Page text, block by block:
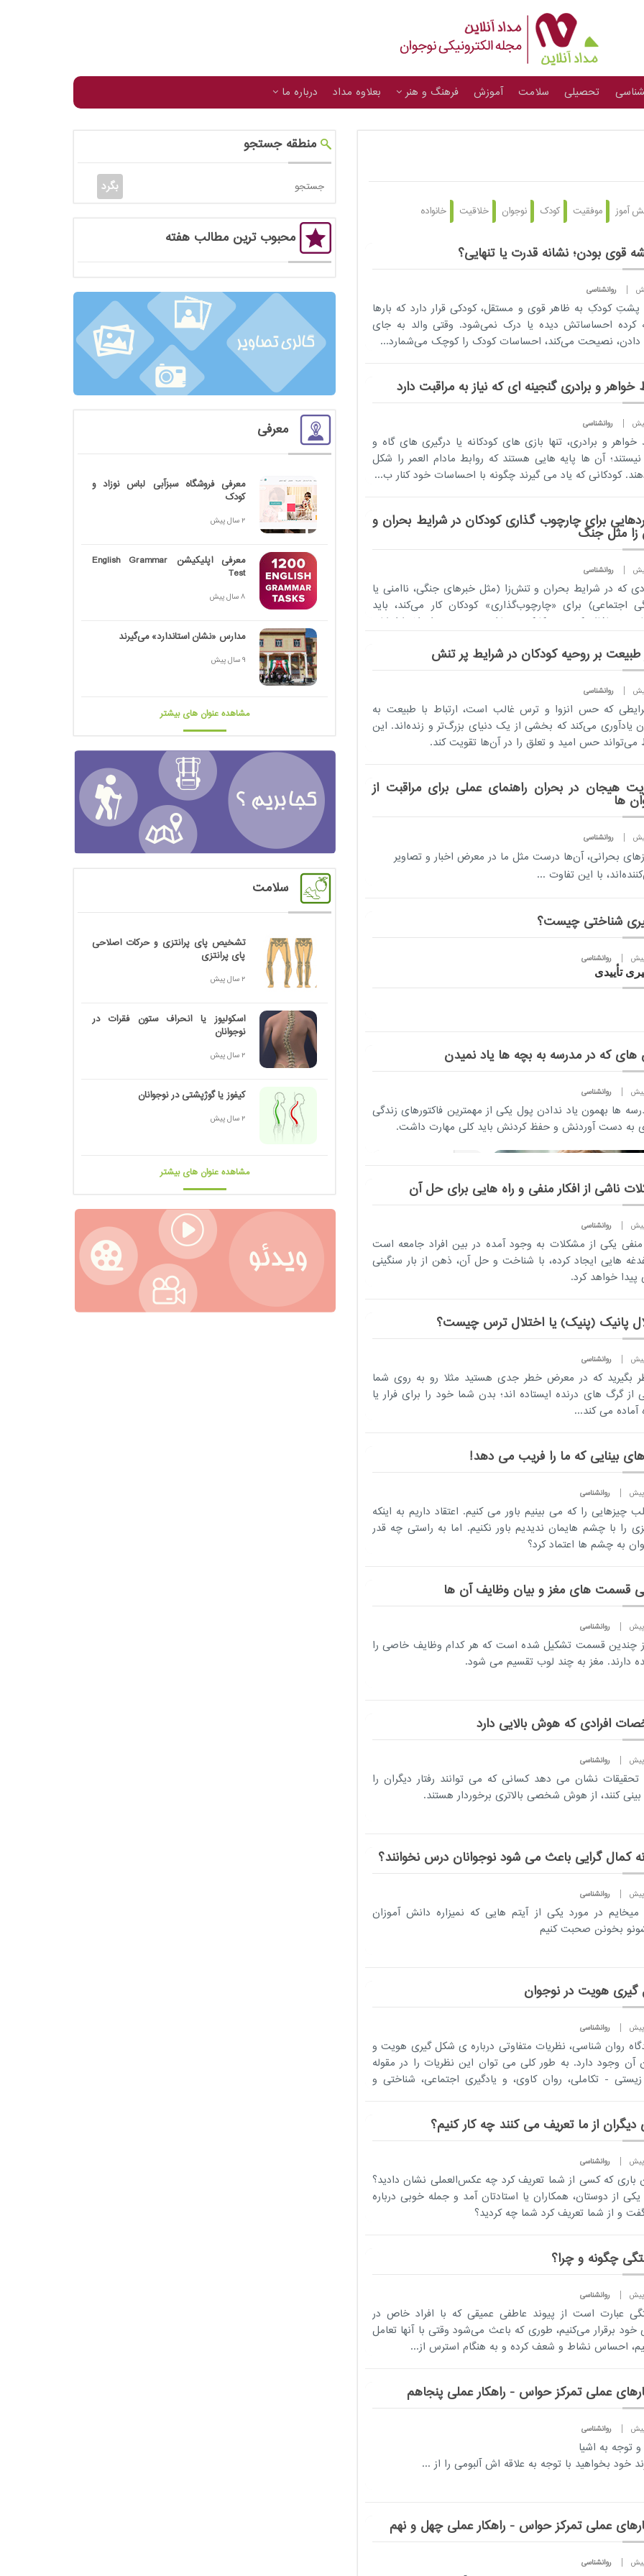
تحصیلی سلامت آموزش فرهنگ و هنر بعلاوه مداد درباره ما
آموز موفقیت کودک نوجوان خلاقیت خانواده
قوی بودن؛ نشانه قدرت یا تنهایی؟
روانشناسی
کودکِ به ظاهر قوی و مستقل، کودکی قرار دارد که بارها
کرده احساساتش دیده یا درک نمی‌شود. وقتی والد به جای
نصیحت می‌کند، احساسات کودک را کوچک می‌شمارد...
خواهر و برادری گنجینه ای که نیاز به مراقبت دارد
روانشناسی
خواهر و برادری، تنها بازی های کودکانه یا درگیری های گاه و
نیستند؛ آن ها پایه هایی هستند که روابط مادام العمر را شکل
کودکانی که یاد می گیرند چگونه با احساسات خود کنار ب...
برای چارچوب گذاری کودکان در شرایط بحران و
مثل جنگ
روانشناسی
که در شرایط بحران و تنش‌زا (مثل خبرهای جنگی، ناامنی یا
اجتماعی) برای «چارچوب‌گذاری» کودکان کار می‌کند، باید
*محافظت‌کننده و کارکردی باشد؛ یعنی هم از اضطرابشان
طبیعت بر روحیه کودکان در شرایط پر تنش
روانشناسی
که حس انزوا و ترس غالب است، ارتباط با طبیعت به
یادآوری می‌کند که بخشی از یک دنیای بزرگ‌تر و زنده‌اند. این
می‌تواند حس امید و تعلق را در آن‌ها تقویت کند.
هیجان در بحران راهنمای عملی برای مراقبت از
ها
روانشناسی
بحرانی، آن‌ها درست مثل ما در معرض اخبار و تصاویر
با این تفاوت ...
شناختی چیست؟
روانشناسی
تأییدی
که در مدرسه به بچه ها یاد نمیدن
روانشناسی
ها بهمون یاد ندادن پول یکی از مهمترین فاکتورهای زندگی
به دست آوردنش و حفظ کردنش باید کلی مهارت داشت.
واقعی محروم
نکنید
روانشناسی
حوادث ناگهانی
خود می کند و
تاثیرات منفی
می‌گذارد. در
مدت اخیر با
ناشی از افکار منفی و راه هایی برای حل آن
روانشناسی
منفی یکی از مشکلات به وجود آمده در بین افراد جامعه است
هایی ایجاد کرده، با شناخت و حل آن، ذهن از بار سنگینی
پیدا خواهد کرد.
پانیک (پنیک) یا اختلال ترس چیست؟
روانشناسی
بگیرید كه در معرض خطر جدی هستید مثلا رو به‌ روی شما
از گرگ های درنده ایستاده اند؛ بدن شما خود را برای فرار یا
آماده می ‌کند...
بینایی که ما را فریب می دهد!
روانشناسی
چیزهایی را که می بینیم باور می کنیم. اعتقاد داریم به اینکه
را با چشم هایمان ندیدیم باور نکنیم. اما به راستی چه قدر
به چشم ها اعتماد کرد؟
قسمت های مغز و بیان وظایف آن ها
روانشناسی
چندین قسمت تشکیل شده است که هر کدام وظایف خاصی را
دارند. مغز به چند لوب تقسیم می شود.
افرادی که هوش بالایی دارد
روانشناسی
تحقیقات نشان می دهد کسانی که می توانند رفتار دیگران را
کنند، از هوش شخصی بالاتری برخوردار هستند.
کمال گرایی باعث می شود نوجوانان درس نخوانند؟
روانشناسی
میخایم در مورد یکی از آیتم هایی که نمیزاره دانش آموزان
بخونن صحبت کنیم
هویت در نوجوان
روانشناسی
روان شناسی، نظریات متفاوتی درباره ی شکل گیری هویت و
آن وجود دارد. به طور کلی می توان این نظریات را در مقوله
- تکاملی، روان کاوی، و یادگیری اجتماعی، شناختی و
دیگران از ما تعریف می کنند چه کار کنیم؟
روانشناسی
باری كه كسی از شما تعریف كرد چه عكس‌العملی نشان دادید؟
از دوستان، همكاران یا استادتان آمد و جمله خوبی درباره
و از شما تعریف كرد شما چه كردید؟
چگونه و چرا؟
روانشناسی
عبارت است از پیوند عاطفی عمیقی که با افراد خاص در
خود برقرار می‌کنیم، طوری که باعث می‌شود وقتی با آنها تعامل
احساس نشاط و شعف کرده و به هنگام استرس از...
عملی تمرکز حواس - راهکار عملی پنجاهم
روانشناسی
و توجه به اشیا
خود بخواهید با توجه به علاقه اش آلبومی را از ...
عملی تمرکز حواس - راهکار عملی چهل و نهم
روانشناسی
منطقه جستجو
محبوب ترین مطالب هفته
معرفی
معرفی فروشگاه سبزآبی لباس نوزاد و
کودک
2 سال پیش
معرفی اپلیکیشن English Grammar
Test
8 سال پیش
مدارس «نشان استاندارد» می‌گیرند
9 سال پیش
مشاهده عنوان های بیشتر
سلامت
تشخیص پای پرانتزی و حرکات اصلاحی
پای پرانتزی
2 سال پیش
اسکولیوز یا انحراف ستون فقرات در
نوجوانان
2 سال پیش
کیفوز یا گوژپشتی در نوجوانان
2 سال پیش
مشاهده عنوان های بیشتر